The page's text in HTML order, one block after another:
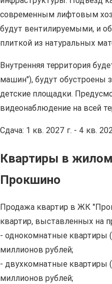
современным лифтовым
будут вентилируемыми, и
плиткой из натуральных
Внутренняя территория
машин"), будут обустроены
детские площадки.
видеонаблюдение на всей
Сдача: 1 кв. 2027 г. - 4 кв.
Квартиры в
Прокшино
Продажа квартир в ЖК
квартир, выставленных на
- однокомнатные квартиры
миллионов рублей;
- двухкомнатные квартиры
миллионов рублей;